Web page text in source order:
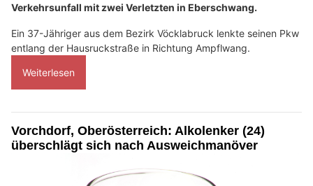
Verkehrsunfall mit zwei Verletzten in Eberschwang.
Ein 37-Jähriger aus dem Bezirk Vöcklabruck lenkte seinen Pkw
entlang der Hausruckstraße in Richtung Ampflwang.
Weiterlesen
Vorchdorf, Oberösterreich: Alkolenker (24)
überschlägt sich nach Ausweichmanöver